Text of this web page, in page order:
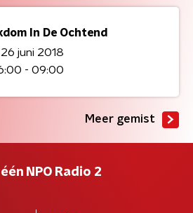
In De Ochtend
juni 2018
- 09:00
Meer gemist
NPO Radio 2